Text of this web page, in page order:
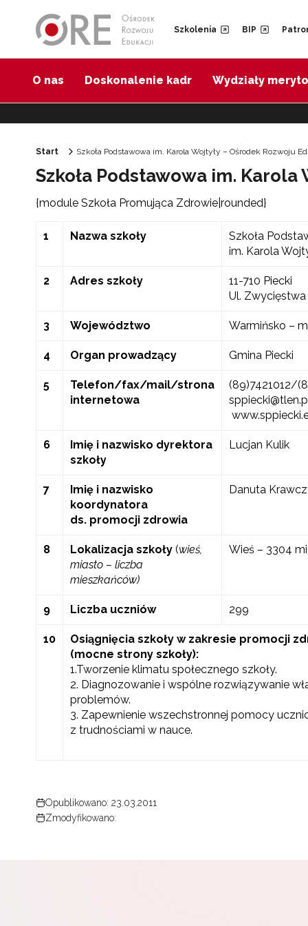
Szkolenia BIP
O nas Doskonalenie kadr Wydziały
Start Szkoła Podstawowa im. Karola Wojtyły – Ośrodek Rozwoju
Szkoła Podstawowa im. Karola
{module Szkoła Promująca Zdrowie|rounded}
1 Nazwa szkoły
Szkoła
im. Karola
2 Adres szkoły
11-710 Piecki
Ul. Zwycięstwa
3 Województwo Warmińsko –
4 Organ prowadzący Gmina Piecki
5
Telefon/fax/mail/strona
internetowa
(89)7421012/
6
Imię i nazwisko dyrektora
szkoły
Lucjan Kulik
7
Imię i nazwisko
koordynatora
ds. promocji zdrowia
Danuta
8 Lokalizacja szkoły (wieś,
miasto – liczba
mieszkańców)
Wieś – 3304
9 Liczba uczniów 299
10
Osiągnięcia szkoły w zakresie promocji
(mocne strony szkoły):
1.Tworzenie klimatu społecznego szkoły.
2. Diagnozowanie i wspólne rozwiązywanie
problemów.
3. Zapewnienie wszechstronnej pomocy
z trudnościami w nauce.
Opublikowano: 23.03.2011
Zmodyfikowano: